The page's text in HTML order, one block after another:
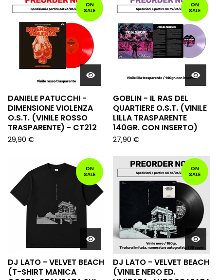
ON
SALE
DANIELE PATUCCHI -
DIMENSIONE VIOLENZA
O.S.T. (VINILE ROSSO
TRASPARENTE) - CT212
29,90 €
ON
SALE
GOBLIN - IL RAS DEL
QUARTIERE O.S.T. (VINILE
LILLA TRASPARENTE
140GR. CON INSERTO)
27,90 €
ON
SALE
DJ LATO - VELVET BEACH
(T-SHIRT MANICA
ON
SALE
DJ LATO - VELVET BEACH
(VINILE NERO ED.